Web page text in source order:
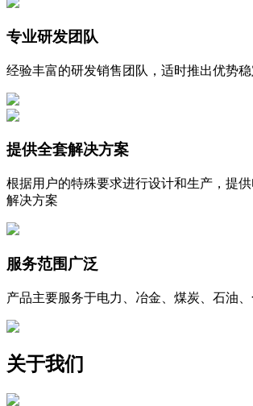
专业研发团队
经验丰富的研发销售团队，适时推出优势
提供全套解决方案
根据用户的特殊要求进行设计和生产，提
解决方案
服务范围广泛
产品主要服务于电力、冶金、煤炭、石油
关于我们